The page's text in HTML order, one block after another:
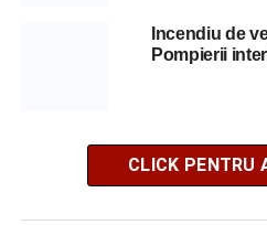
Incendiu de
Pompierii
CLICK PENTRU